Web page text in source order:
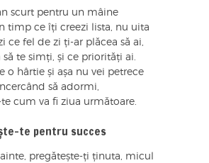
scurt pentru un mâine
timp ce îți creezi lista, nu uita
ce fel de zi ți-ar plăcea să ai,
să te simți, și ce priorități ai.
o hârtie și așa nu vei petrece
să adormi,
cum va fi ziua următoare.
te pentru succes
pregătește-ți ținuta, micul